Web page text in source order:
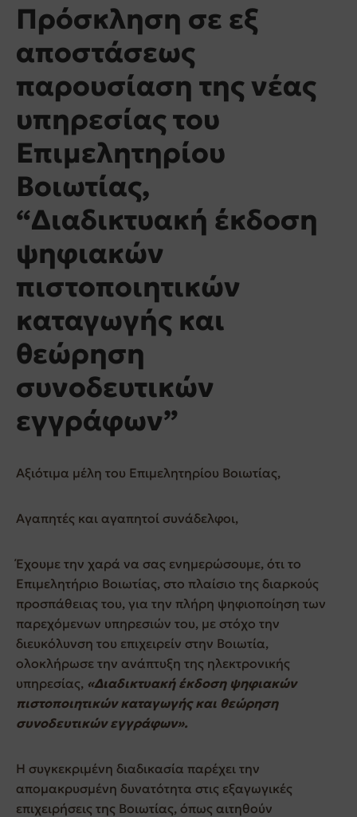
Πρόσκληση σε εξ
αποστάσεως
παρουσίαση της νέας
υπηρεσίας του
Επιμελητηρίου
Βοιωτίας,
“Διαδικτυακή έκδοση
ψηφιακών
πιστοποιητικών
καταγωγής και
θεώρηση
συνοδευτικών
εγγράφων”
Αξιότιμα μέλη του Επιμελητηρίου Βοιωτίας,
Αγαπητές και αγαπητοί συνάδελφοι,
Έχουμε την χαρά να σας ενημερώσουμε, ότι το
Επιμελητήριο Βοιωτίας, στο πλαίσιο της διαρκούς
προσπάθειας του, για την πλήρη ψηφιοποίηση των
παρεχόμενων υπηρεσιών του, με στόχο την
διευκόλυνση του επιχειρείν στην Βοιωτία,
ολοκλήρωσε την ανάπτυξη της ηλεκτρονικής
υπηρεσίας, «Διαδικτυακή έκδοση ψηφιακών
πιστοποιητικών καταγωγής και θεώρηση
συνοδευτικών εγγράφων».
Η συγκεκριμένη διαδικασία παρέχει την
απομακρυσμένη δυνατότητα στις εξαγωγικές
επιχειρήσεις της Βοιωτίας, όπως αιτηθούν